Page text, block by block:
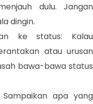
dulu. Jangan
dingin.
ke status: Kalau
atau urusan
bawa-bawa status
Sampaikan apa yang